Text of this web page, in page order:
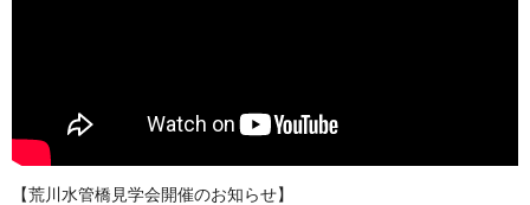
【荒川水管橋見学会開催のお知らせ】